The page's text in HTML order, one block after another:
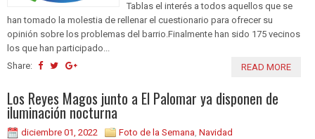
Tablas el interés a todos aquellos que se
han tomado la molestia de rellenar el cuestionario para ofrecer su
opinión sobre los problemas del barrio.Finalmente han sido 175 vecinos
los que han participado...
Share:
READ MORE
Los Reyes Magos junto a El Palomar ya disponen de
iluminación nocturna
diciembre 01, 2022 Foto de la Semana, Navidad